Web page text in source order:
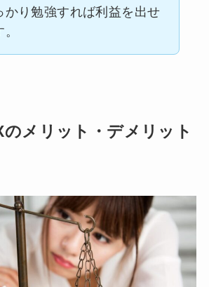
かり勉強すれば利益を出せ
のメリット・デメリット